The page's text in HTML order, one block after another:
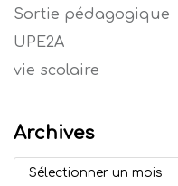
Sortie pédagogique
UPE2A
vie scolaire
Archives